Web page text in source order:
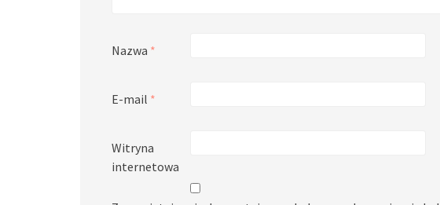
Nazwa *
E-mail *
Witryna
internetowa